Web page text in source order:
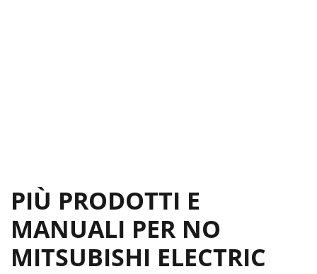
PIÙ PRODOTTI E
MANUALI PER NO
MITSUBISHI ELECTRIC